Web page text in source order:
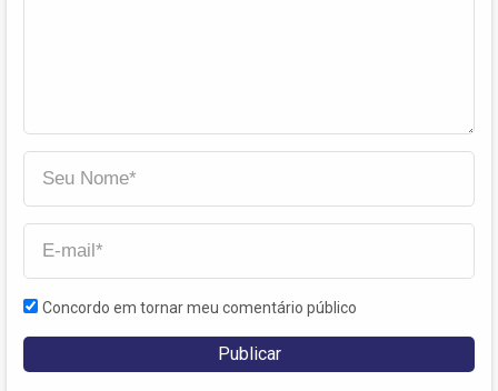
Concordo em tornar meu comentário público